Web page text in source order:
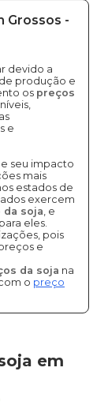
Grossos -
devido a
produção e
os preços
e
seu impacto
mais
estados de
exercem
da soja, e
eles.
pois
e
da soja na
o preço
em